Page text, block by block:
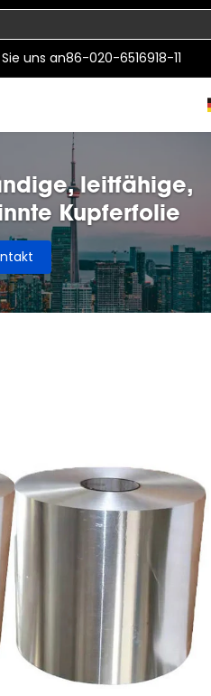
uns an86-020-6516918-11
leitfähige,
Kupferfolie